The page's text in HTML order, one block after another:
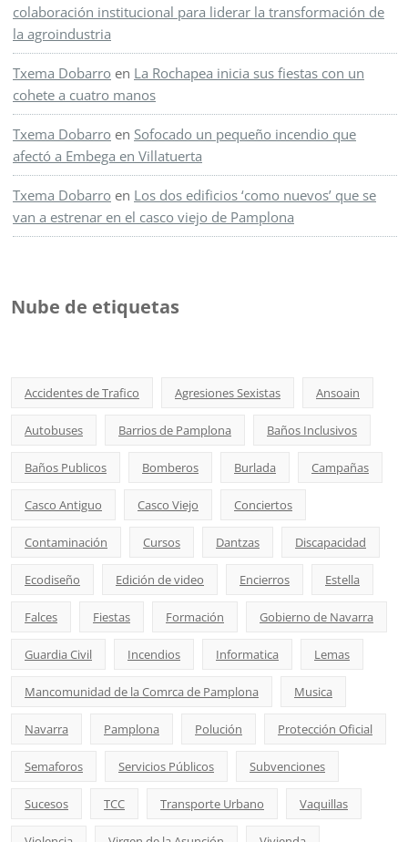
colaboración institucional para liderar la transformación de
la agroindustria
Txema Dobarro en La Rochapea inicia sus fiestas con un
cohete a cuatro manos
Txema Dobarro en Sofocado un pequeño incendio que
afectó a Embega en Villatuerta
Txema Dobarro en Los dos edificios ‘como nuevos’ que se
van a estrenar en el casco viejo de Pamplona
Nube de etiquetas
Accidentes de Trafico Agresiones Sexistas Ansoain
Autobuses Barrios de Pamplona Baños Inclusivos
Baños Publicos Bomberos Burlada Campañas
Casco Antiguo Casco Viejo Conciertos
Contaminación Cursos Dantzas Discapacidad
Ecodiseño Edición de video Encierros Estella
Falces Fiestas Formación Gobierno de Navarra
Guardia Civil Incendios Informatica Lemas
Mancomunidad de la Comrca de Pamplona Musica
Navarra Pamplona Polución Protección Oficial
Semaforos Servicios Públicos Subvenciones
Sucesos TCC Transporte Urbano Vaquillas